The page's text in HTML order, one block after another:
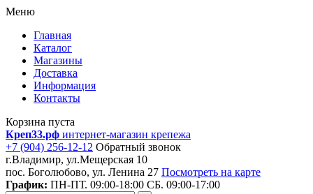
Меню
Главная
Каталог
Магазины
Доставка
Информация
Контакты
Корзина пуста
Креп33.рф интернет-магазин крепежа
+7 (904) 256-12-12 Обратный звонок
г.Владимир, ул.Мещерская 10
пос. Боголюбово, ул. Ленина 27 Посмотреть на карте
График: ПН-ПТ. 09:00-18:00 СБ. 09:00-17:00